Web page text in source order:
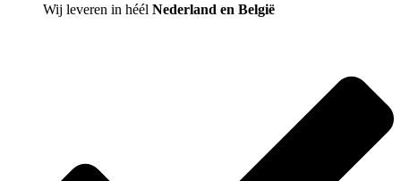
Wij leveren in héél Nederland en België